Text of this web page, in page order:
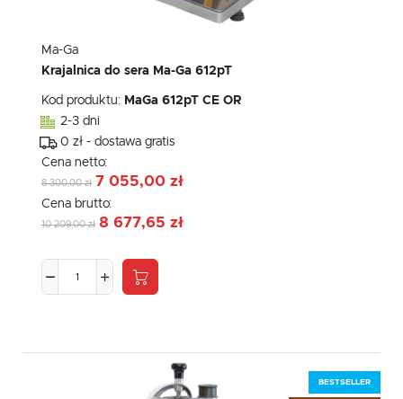
Ma-Ga
Krajalnica do sera Ma-Ga 612pT
Kod produktu: MaGa 612pT CE OR
2-3 dni
0 zł - dostawa gratis
Cena netto:
8 300,00 zł 7 055,00 zł
Cena brutto:
10 209,00 zł 8 677,65 zł
BESTSELLER